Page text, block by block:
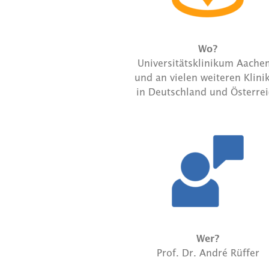
Wo?
Universitätsklinikum
und an vielen weiteren
in Deutschland und
Wer?
Prof. Dr. André Rüffer